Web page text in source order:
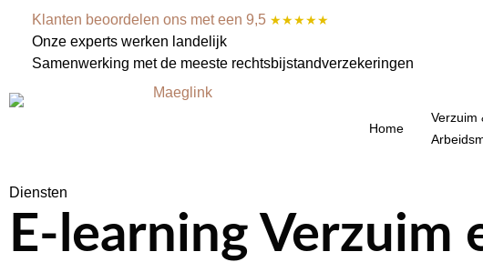
Klanten beoordelen ons met een 9,5 ★★★★★
Onze experts werken landelijk
Samenwerking met de meeste rechtsbijstandverzekeringen
Home
Verzuim
Diensten
E-learning Verzuim